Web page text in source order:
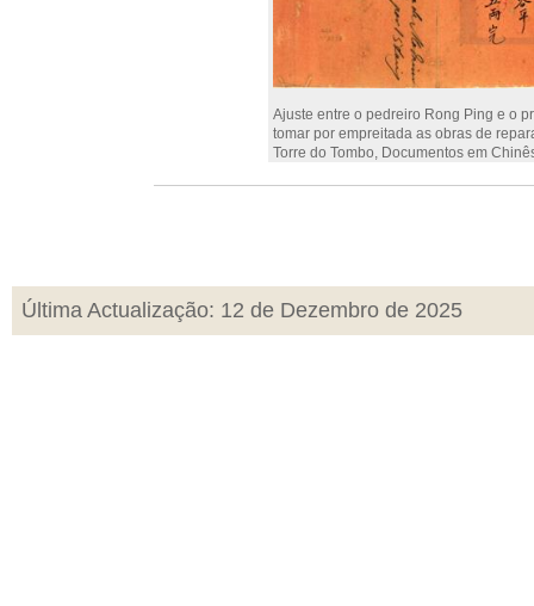
Ajuste entre o pedreiro Rong Ping e o
tomar por empreitada as obras de
Torre do Tombo, Documentos em
Última Actualização: 12 de Dezembro de 2025